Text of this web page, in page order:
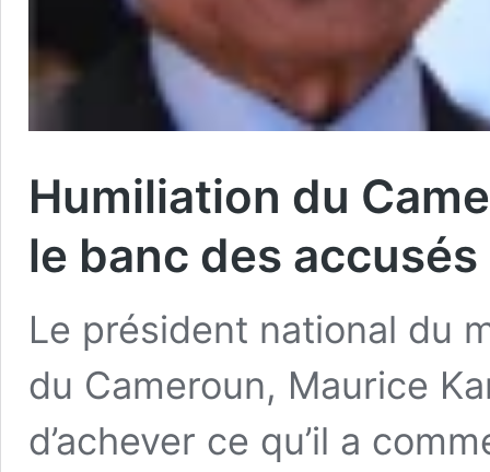
Humiliation du
le banc des accusés
Le président national du
du Cameroun, Maurice
d’achever ce qu’il a